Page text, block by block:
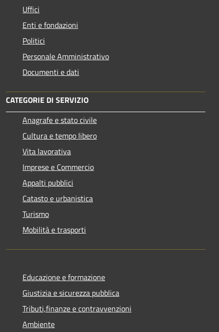
Uffici
Enti e fondazioni
Politici
Personale Amministrativo
Documenti e dati
CATEGORIE DI SERVIZIO
Anagrafe e stato civile
Cultura e tempo libero
Vita lavorativa
Imprese e Commercio
Appalti pubblici
Catasto e urbanistica
Turismo
Mobilità e trasporti
Educazione e formazione
Giustizia e sicurezza pubblica
Tributi,finanze e contravvenzioni
Ambiente